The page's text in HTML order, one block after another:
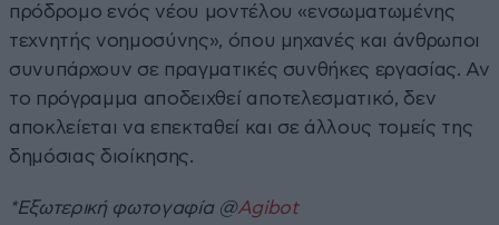
πρόδρομο ενός νέου μοντέλου «ενσωματωμένης
τεχνητής νοημοσύνης», όπου μηχανές και άνθρωποι
συνυπάρχουν σε πραγματικές συνθήκες εργασίας. Αν
το πρόγραμμα αποδειχθεί αποτελεσματικό, δεν
αποκλείεται να επεκταθεί και σε άλλους τομείς της
δημόσιας διοίκησης.
*Εξωτερική φωτογαφία @Agibot